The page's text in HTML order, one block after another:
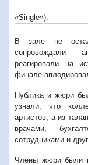
«Single»).
В зале не
сопровождали
реагировали на
финале
Публика и жюри
узнали, что
артистов, а из
врачами,
сотрудниками и
Члены жюри были